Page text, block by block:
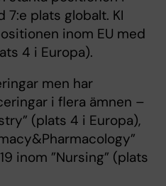
7:e plats globalt. KI
inom EU med
4 i Europa).
men har
i flera ämnen –
(plats 4 i Europa),
inom ”Nursing” (plats